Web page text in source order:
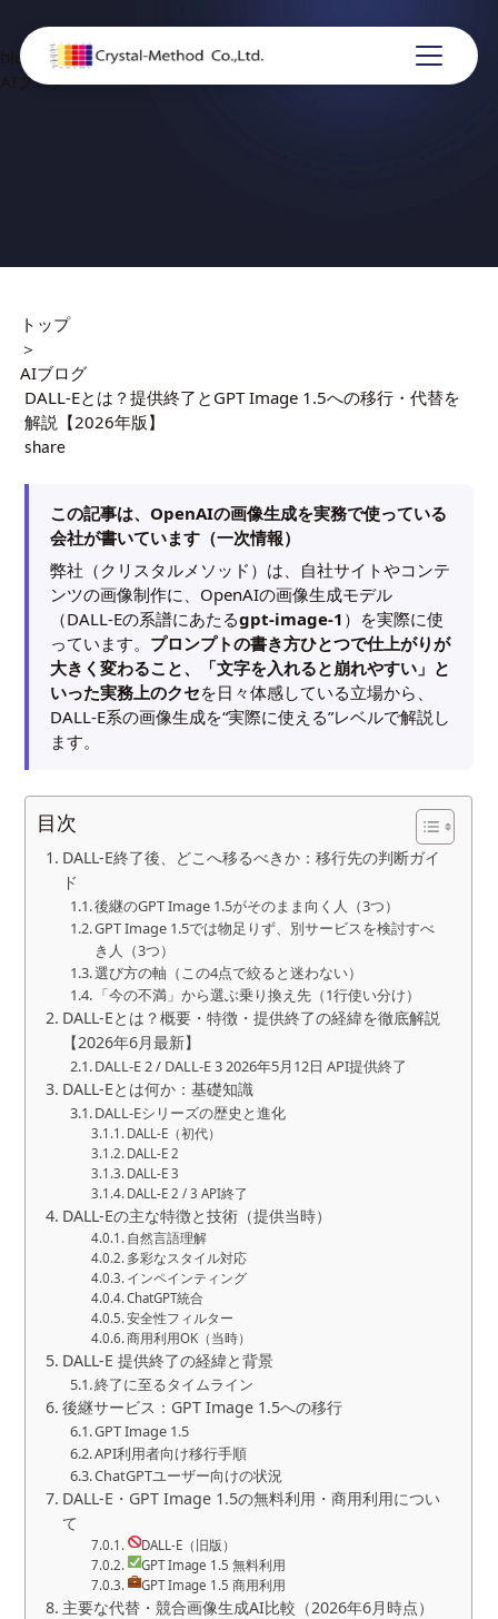
blog
AIブログ
トップ
＞
AIブログ
DALL-Eとは？提供終了とGPT Image 1.5への移行・代替を
解説【2026年版】
share
この記事は、OpenAIの画像生成を実務で使っている
会社が書いています（一次情報）
弊社（クリスタルメソッド）は、自社サイトやコンテ
ンツの画像制作に、OpenAIの画像生成モデル
（DALL-Eの系譜にあたるgpt-image-1 ）を実際に使
っています。 プロンプトの書き方ひとつで仕上がりが
大きく変わること、「文字を入れると崩れやすい」と
いった実務上のクセを日々体感している立場から、
DALL-E系の画像生成を“実際に使える”レベルで解説し
ます。
目次
DALL-E終了後、どこへ移るべきか：移行先の判断ガイ
ド
後継のGPT Image 1.5がそのまま向く人（3つ）
GPT Image 1.5では物足りず、別サービスを検討すべ
き人（3つ）
選び方の軸（この4点で絞ると迷わない）
「今の不満」から選ぶ乗り換え先（1行使い分け）
DALL-Eとは？概要・特徴・提供終了の経緯を徹底解説
【2026年6月最新】
DALL-E 2 / DALL-E 3 2026年5月12日 API提供終了
DALL-Eとは何か：基礎知識
DALL-Eシリーズの歴史と進化
DALL-E（初代）
DALL-E 2
DALL-E 3
DALL-E 2 / 3 API終了
DALL-Eの主な特徴と技術（提供当時）
自然言語理解
多彩なスタイル対応
インペインティング
ChatGPT統合
安全性フィルター
商用利用OK（当時）
DALL-E 提供終了の経緯と背景
終了に至るタイムライン
後継サービス：GPT Image 1.5への移行
GPT Image 1.5
API利用者向け移行手順
ChatGPTユーザー向けの状況
DALL-E・GPT Image 1.5の無料利用・商用利用につい
て
DALL-E（旧版）
GPT Image 1.5 無料利用
GPT Image 1.5 商用利用
主要な代替・競合画像生成AI比較（2026年6月時点）